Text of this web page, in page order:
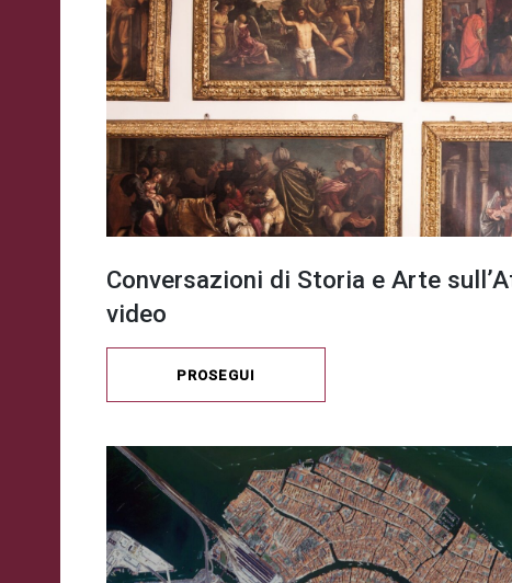
Conversazioni di Storia e Arte
video
PROSEGUI